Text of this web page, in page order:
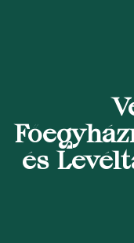
és